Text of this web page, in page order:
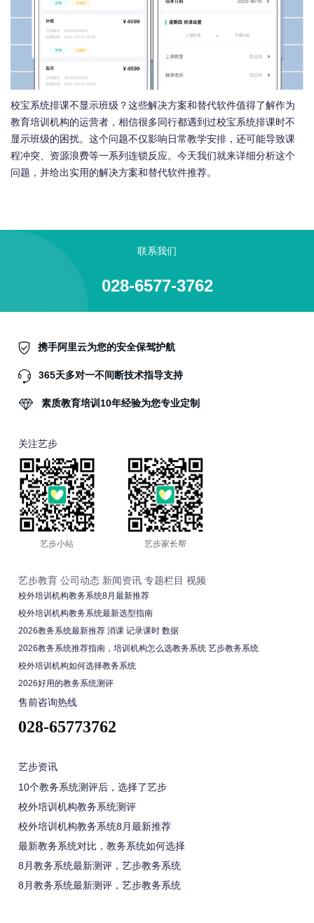
校宝系统排课不显示班级？这些解决方案和替代软件值得了解作为
教育培训机构的运营者，相信很多同行都遇到过校宝系统排课时不
显示班级的困扰。这个问题不仅影响日常教学安排，还可能导致课
程冲突、资源浪费等一系列连锁反应。今天我们就来详细分析这个
问题，并给出实用的解决方案和替代软件推荐。
联系我们
028-6577-3762
携手阿里云为您的安全保驾护航
365天多对一不间断技术指导支持
素质教育培训10年经验为您专业定制
关注艺步
艺步小站 艺步家长帮
艺步教育 公司动态 新闻资讯 专题栏目 视频
校外培训机构教务系统8月最新推荐
校外培训机构教务系统最新选型指南
2026教务系统最新推荐 消课 记录课时 数据
2026教务系统推荐指南，培训机构怎么选教务系统 艺步教务系统
校外培训机构如何选择教务系统
2026好用的教务系统测评
售前咨询热线
028-65773762
艺步资讯
10个教务系统测评后，选择了艺步
校外培训机构教务系统测评
校外培训机构教务系统8月最新推荐
最新教务系统对比，教务系统如何选择
8月教务系统最新测评，艺步教务系统
8月教务系统最新测评，艺步教务系统